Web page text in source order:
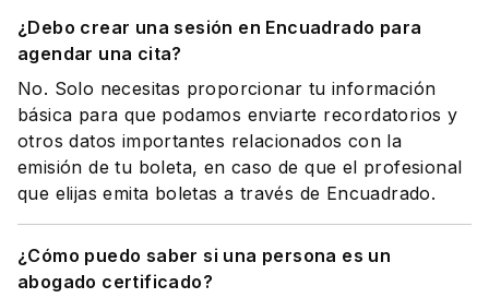
¿Debo crear una sesión en Encuadrado para
agendar una cita?
No. Solo necesitas proporcionar tu información
básica para que podamos enviarte recordatorios y
otros datos importantes relacionados con la
emisión de tu boleta, en caso de que el profesional
que elijas emita boletas a través de Encuadrado.
¿Cómo puedo saber si una persona es un
abogado certificado?